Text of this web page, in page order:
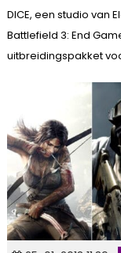
DICE, een studio van
Battlefield 3: End
uitbreidingspakket